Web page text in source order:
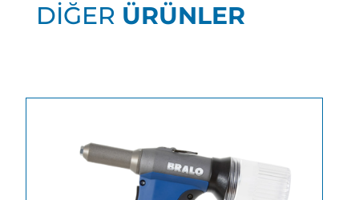
DİĞER ÜRÜNLER